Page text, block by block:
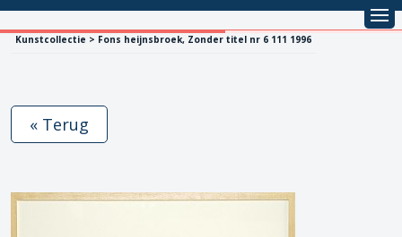
Kunstcollectie > Fons heijnsbroek, Zonder titel nr 6 111 1996
« Terug